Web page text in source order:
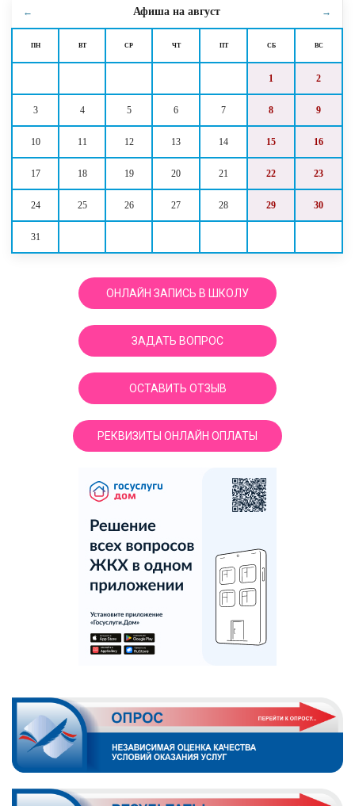
← Афиша на август →
ПН ВТ СР ЧТ ПТ СБ ВС
1 2
3 4 5 6 7 8 9
10 11 12 13 14 15 16
17 18 19 20 21 22 23
24 25 26 27 28 29 30
31
ОНЛАЙН ЗАПИСЬ В ШКОЛУ
ЗАДАТЬ ВОПРОС
ОСТАВИТЬ ОТЗЫВ
РЕКВИЗИТЫ ОНЛАЙН ОПЛАТЫ